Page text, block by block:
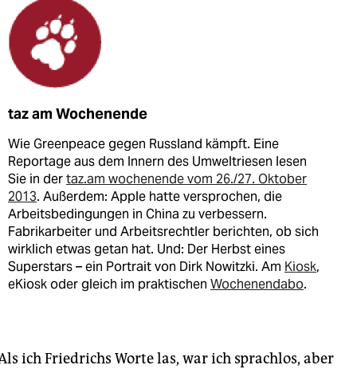
taz am Wochenende
Wie Greenpeace gegen Russland kämpft. Eine
Reportage aus dem Innern des Umweltriesen lesen
Sie in dertaz.am wochenende vom 26./27. Oktober
2013. Außerdem: Apple hatte versprochen, die
Arbeitsbedingungen in China zu verbessern.
Fabrikarbeiter und Arbeitsrechtler berichten, ob sich
wirklich etwas getan hat. Und: Der Herbst eines
Superstars – ein Portrait von Dirk Nowitzki. Am Kiosk,
eKiosk oder gleich im praktischen Wochenendabo.
ich Friedrichs Worte las, war ich sprachlos, aber